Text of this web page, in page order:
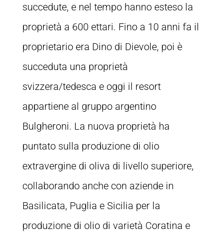
succedute, e nel tempo hanno esteso la
proprietà a 600 ettari. Fino a 10 anni fa il
proprietario era Dino di Dievole, poi è
succeduta una proprietà
svizzera/tedesca e oggi il resort
appartiene al gruppo argentino
Bulgheroni. La nuova proprietà ha
puntato sulla produzione di olio
extravergine di oliva di livello superiore,
collaborando anche con aziende in
Basilicata, Puglia e Sicilia per la
produzione di olio di varietà Coratina e